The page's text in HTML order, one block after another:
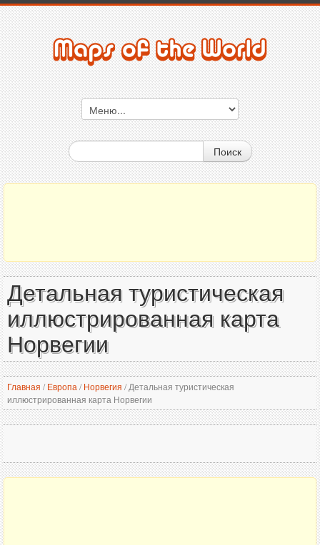
Поиск
Детальная туристическая
иллюстрированная карта
Норвегии
Главная / Европа / Норвегия /Детальная туристическая
иллюстрированная карта Норвегии